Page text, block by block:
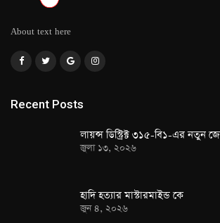
About text here
Recent Posts
লায়ন্স ডিস্ট্রিক্ট ৩১৫-বি১-এর নতুন
জুলা ১৩, ২০২৬
হাদি হত্যার মাস্টারমাইন্ড কে
জুন ৪, ২০২৬